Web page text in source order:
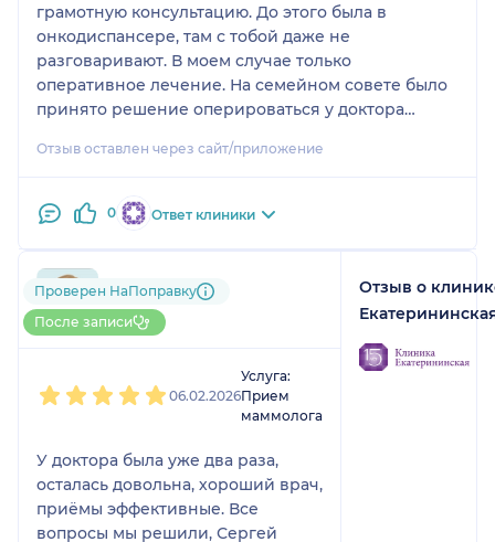
грамотную консультацию. До этого была в
онкодиспансере, там с тобой даже не
разговаривают. В моем случае только
оперативное лечение. На семейном совете было
принято решение оперироваться у доктора
золотые руки. Сам он всегда на связи. Даже если
всего сердца.
Отзыв оставлен через сайт/приложение
0 Ответ клиники
791....@....ru
1 отзыв
Проверен НаПоправку
После записи
06.02.2026
Услуга:
Прием
маммолога
У доктора была уже два раза,
осталась довольна, хороший врач,
приёмы эффективные. Все
вопросы мы решили, Сергей
Отзыв о